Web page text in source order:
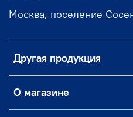
Другая продукция
О магазине
Москва, поселение